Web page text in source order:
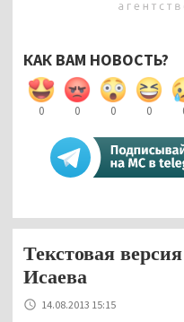
КАК ВАМ НОВОСТЬ?
0 0 0 0
Текстовая
Исаева
14.08.2013 15:15